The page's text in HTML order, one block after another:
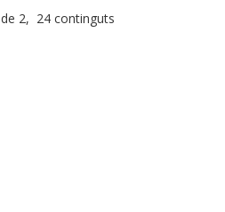
de 2, 24 continguts